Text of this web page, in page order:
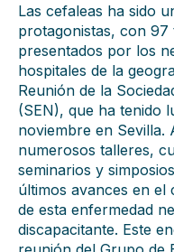
Las cefaleas ha sido
protagonistas, con 97
presentados por los
hospitales de la
Reunión de la
(SEN), que ha tenido
noviembre en Sevilla.
numerosos talleres,
seminarios y
últimos avances en el
de esta enfermedad
discapacitante. Este